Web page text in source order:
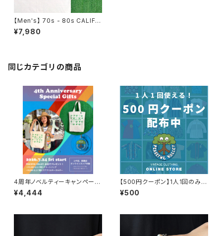
【Men's】 70s - 80s CALIFO
RNIA MOTOR EXPRESS フッ
トボール Tシャツ / アメリカ製
¥7,980
同じカテゴリの商品
4周年ノベルティーキャンペーン
開催中！
¥4,444
【500円クーポン】1人1回のみご
利用可能！
¥500